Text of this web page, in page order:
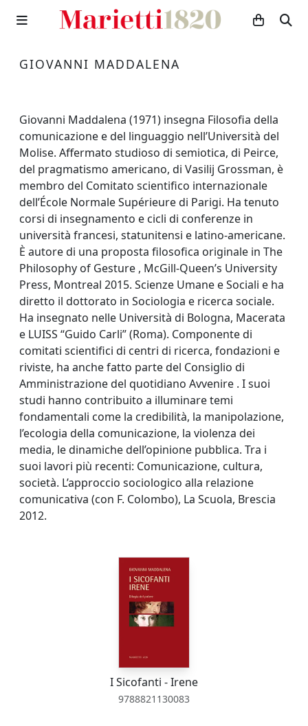
GIOVANNI MADDALENA
Giovanni Maddalena (1971) insegna Filosofia della
comunicazione e del linguaggio nell’Università del
Molise. Affermato studioso di semiotica, di Peirce,
del pragmatismo americano, di Vasilij Grossman, è
membro del Comitato scientifico internazionale
dell’École Normale Supérieure di Parigi. Ha tenuto
corsi di insegnamento e cicli di conferenze in
università francesi, statunitensi e latino-americane.
È autore di una proposta filosofica originale in The
Philosophy of Gesture , McGill-Queen’s University
Press, Montreal 2015. Scienze Umane e Sociali e ha
diretto il dottorato in Sociologia e ricerca sociale.
Ha insegnato nelle Università di Bologna, Macerata
e LUISS “Guido Carli” (Roma). Componente di
comitati scientifici di centri di ricerca, fondazioni e
riviste, ha anche fatto parte del Consiglio di
Amministrazione del quotidiano Avvenire . I suoi
studi hanno contribuito a illuminare temi
fondamentali come la credibilità, la manipolazione,
l’ecologia della comunicazione, la violenza dei
media, le dinamiche dell’opinione pubblica. Tra i
suoi lavori più recenti: Comunicazione, cultura,
società. L’approccio sociologico alla relazione
comunicativa (con F. Colombo), La Scuola, Brescia
2012.
I Sicofanti - Irene
9788821130083